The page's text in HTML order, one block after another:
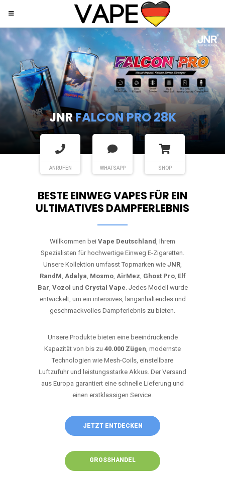
JNRSHISHA HOOKAH MAX
ANRUFEN WHATSAPP SHOP
BESTE EINWEG VAPES FÜR EIN
ULTIMATIVES DAMPFERLEBNIS
Willkommen bei Vape Deutschland, Ihrem
Spezialisten für hochwertige Einweg E-Zigaretten.
Unsere Kollektion umfasst Topmarken wie JNR,
RandM, Adalya, Mosmo, AirMez, Ghost Pro, Elf
Bar, Vozol und Crystal Vape. Jedes Modell wurde
entwickelt, um ein intensives, langanhaltendes und
geschmackvolles Dampferlebnis zu bieten.
Unsere Produkte bieten eine beeindruckende
Kapazität von bis zu 40.000 Zügen, modernste
Technologien wie Mesh-Coils, einstellbare
Luftzufuhr und leistungsstarke Akkus. Der Versand
aus Europa garantiert eine schnelle Lieferung und
einen erstklassigen Service.
JETZT ENTDECKEN
GROSSHANDEL